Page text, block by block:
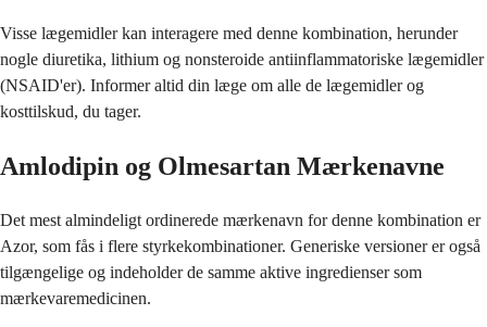
Visse lægemidler kan interagere med denne kombination, herunder
nogle diuretika, lithium og nonsteroide antiinflammatoriske lægemidler
(NSAID'er). Informer altid din læge om alle de lægemidler og
kosttilskud, du tager.
Amlodipin og Olmesartan Mærkenavne
Det mest almindeligt ordinerede mærkenavn for denne kombination er
Azor, som fås i flere styrkekombinationer. Generiske versioner er også
tilgængelige og indeholder de samme aktive ingredienser som
mærkevaremedicinen.